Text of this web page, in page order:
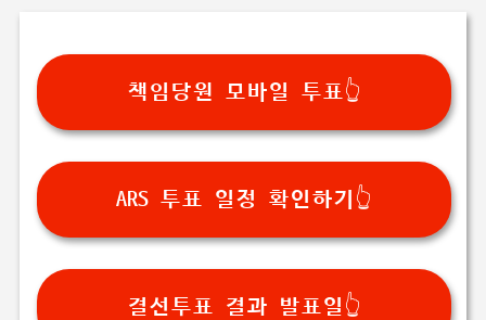
책임당원 모바일 투표👆
ARS 투표 일정 확인하기👆
결선투표 결과 발표일👆